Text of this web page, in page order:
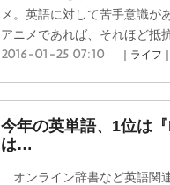
メ。英語に対して苦手意識
アニメであれば、それほど抵
2016-01-25 07:10 ｜ライフ｜
今年の英単語、1位は
は…
オンライン辞書など英語関